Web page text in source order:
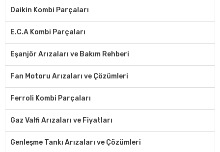
Daikin Kombi Parçaları
E.C.A Kombi Parçaları
Eşanjör Arızaları ve Bakım Rehberi
Fan Motoru Arızaları ve Çözümleri
Ferroli Kombi Parçaları
Gaz Valfi Arızaları ve Fiyatları
Genleşme Tankı Arızaları ve Çözümleri